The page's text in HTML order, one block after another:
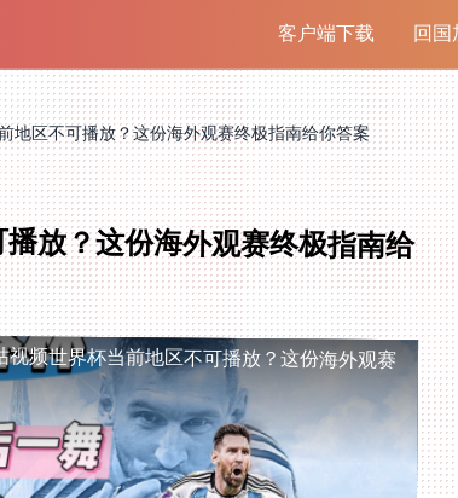
客户端下载 回国
地区不可播放？这份海外观赛终极指南给你答案
放？这份海外观赛终极指南给
视频世界杯当前地区不可播放？这份海外观赛